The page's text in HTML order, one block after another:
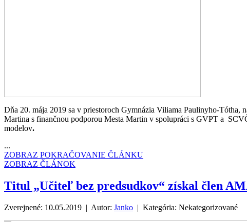
Dňa 20. mája 2019 sa v priestoroch Gymnázia Viliama Paulinyho-
Martina s finančnou podporou Mesta Martin v spolupráci s GVPT a
modelov.
...
ZOBRAZ POKRAČOVANIE ČLÁNKU
ZOBRAZ ČLÁNOK
Titul „Učiteľ bez predsudkov“ získal člen
Zverejnené: 10.05.2019 | Autor: Janko | Kategória: Nekategorizované